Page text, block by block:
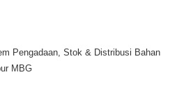
Pengadaan, Stok & Distribusi Bahan
MBG